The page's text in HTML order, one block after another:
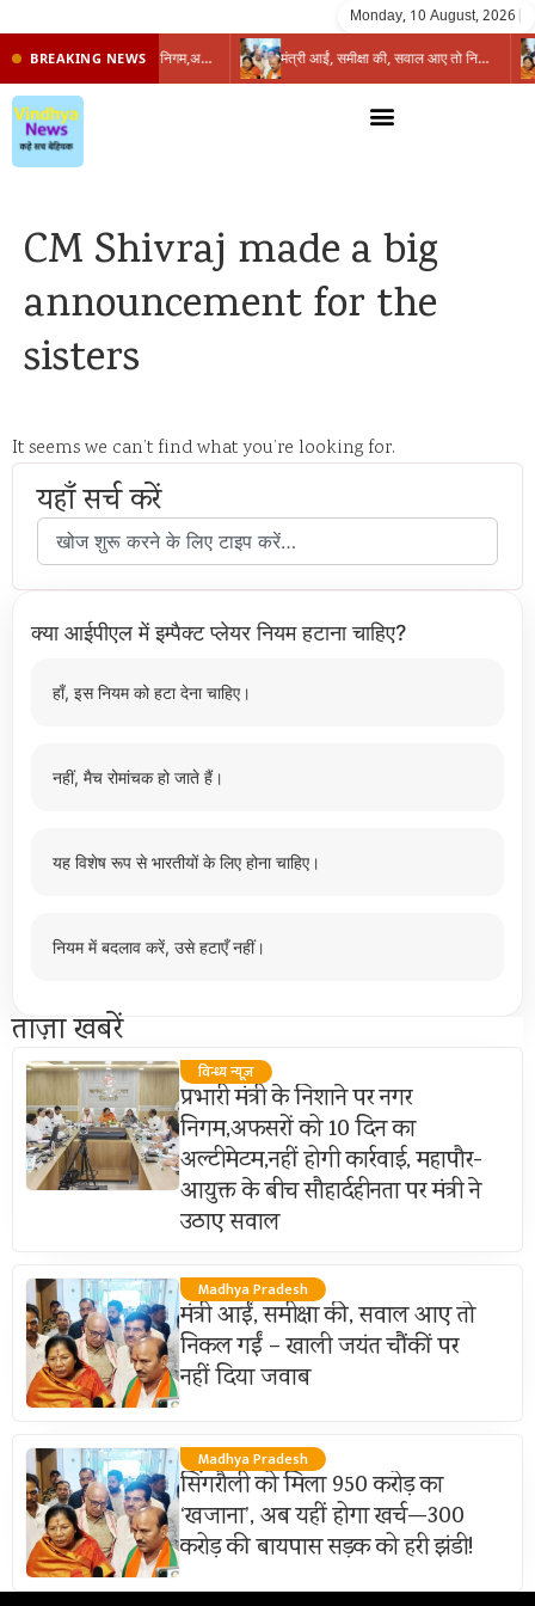
Monday, 10 August, 2026
BREAKING NEWS प्रभारी मंत्री के निशाने पर नगर निगम,अफसरों को 10 दिन का अल्टीमेटम,नहीं होगी कार्रवाई, महापौर-आयुक्त के बीच सौहार्दहीनता पर मंत्री ने उठाए सवाल मंत्री आईं, समीक्षा की, सवाल आए तो निकल गईं – खाली जयंत चौंकीं पर नहीं दिया जवाब
CM Shivraj made a big
announcement for the
sisters
It seems we can’t find what you’re looking for.
यहाँ सर्च करें
क्या आईपीएल में इम्पैक्ट प्लेयर नियम हटाना चाहिए?
हाँ, इस नियम को हटा देना चाहिए।
नहीं, मैच रोमांचक हो जाते हैं।
यह विशेष रूप से भारतीयों के लिए होना चाहिए।
नियम में बदलाव करें, उसे हटाएँ नहीं।
ताज़ा खबरें
विन्ध्य न्यूज़
प्रभारी मंत्री के निशाने पर नगर
निगम,अफसरों को 10 दिन का
अल्टीमेटम,नहीं होगी कार्रवाई, महापौर-
आयुक्त के बीच सौहार्दहीनता पर मंत्री ने
उठाए सवाल
Madhya Pradesh
मंत्री आईं, समीक्षा की, सवाल आए तो
निकल गईं – खाली जयंत चौंकीं पर
नहीं दिया जवाब
Madhya Pradesh
सिंगरौली को मिला 950 करोड़ का
‘खजाना’, अब यहीं होगा खर्च—300
करोड़ की बायपास सड़क को हरी झंडी!